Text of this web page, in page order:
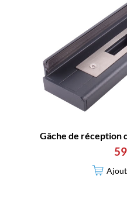
Gâche de réception
59